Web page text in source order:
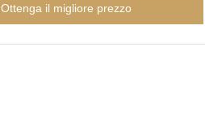
Ottenga il migliore prezzo